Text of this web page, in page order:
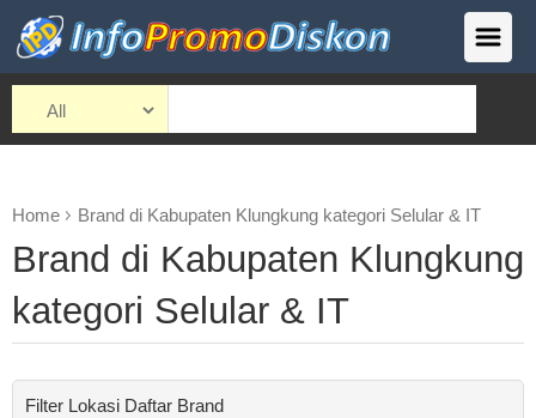
Home Brand di Kabupaten Klungkung kategori Selular & IT
Brand di Kabupaten Klungkung
kategori Selular & IT
Filter Lokasi Daftar Brand